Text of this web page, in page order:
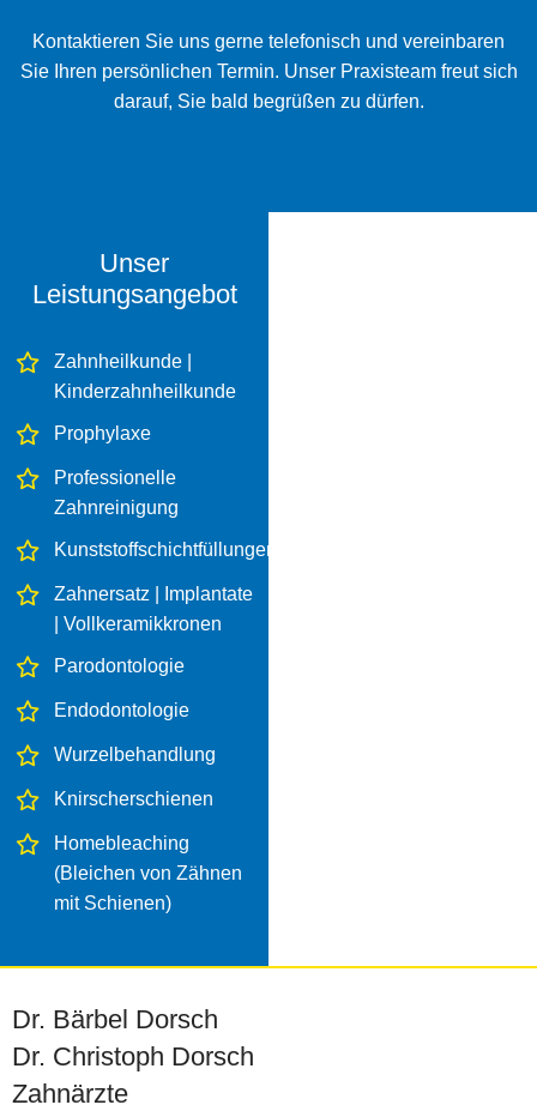
Kontaktieren Sie uns gerne telefonisch und vereinbaren
Sie Ihren persönlichen Termin. Unser Praxisteam freut sich
darauf, Sie bald begrüßen zu dürfen.
Unser
Leistungsangebot
Zahnheilkunde |
Kinderzahnheilkunde
Prophylaxe
Professionelle
Zahnreinigung
Kunststoffschichtfüllungen
Zahnersatz | Implantate
| Vollkeramikkronen
Parodontologie
Endodontologie
Wurzelbehandlung
Knirscherschienen
Homebleaching
(Bleichen von Zähnen
mit Schienen)
Dr. Bärbel Dorsch
Dr. Christoph Dorsch
Zahnärzte